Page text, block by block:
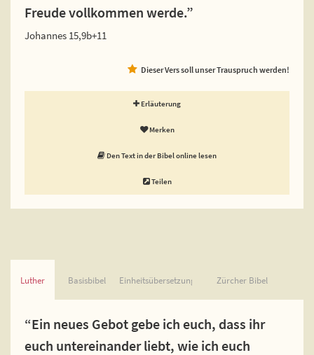
Freude vollkommen werde.”
Johannes 15,9b+11
Dieser Vers soll unser Trauspruch werden!
Erläuterung
Merken
Den Text in der Bibel online lesen
Teilen
Luther Basisbibel Einheitsübersetzung Zürcher Bibel
“Ein neues Gebot gebe ich euch, dass ihr
euch untereinander liebt, wie ich euch